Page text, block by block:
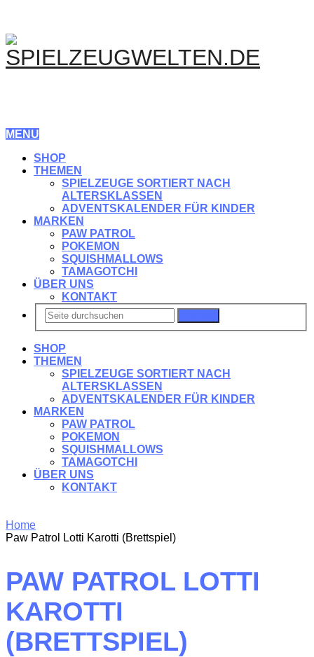
MENU
SHOP
THEMEN
SPIELZEUGE SORTIERT NACH
ALTERSKLASSEN
ADVENTSKALENDER FÜR KINDER
MARKEN
PAW PATROL
POKEMON
SQUISHMALLOWS
TAMAGOTCHI
ÜBER UNS
KONTAKT
SHOP
THEMEN
SPIELZEUGE SORTIERT NACH
ALTERSKLASSEN
ADVENTSKALENDER FÜR KINDER
MARKEN
PAW PATROL
POKEMON
SQUISHMALLOWS
TAMAGOTCHI
ÜBER UNS
KONTAKT
Home
Paw Patrol Lotti Karotti (Brettspiel)
PAW PATROL LOTTI
KAROTTI
(BRETTSPIEL)